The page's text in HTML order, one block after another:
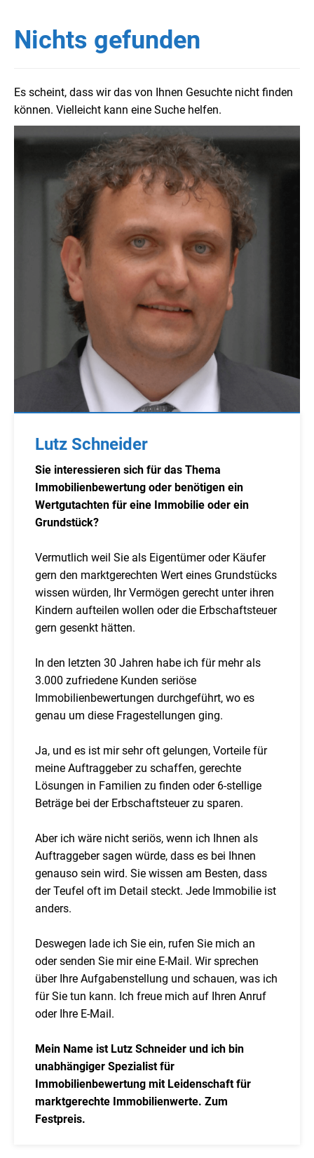
Nichts gefunden
Es scheint, dass wir das von Ihnen Gesuchte nicht finden
können. Vielleicht kann eine Suche helfen.
Lutz Schneider
Sie interessieren sich für das Thema
Immobilienbewertung oder benötigen ein
Wertgutachten für eine Immobilie oder ein
Grundstück?
Vermutlich weil Sie als Eigentümer oder Käufer
gern den marktgerechten Wert eines Grundstücks
wissen würden, Ihr Vermögen gerecht unter ihren
Kindern aufteilen wollen oder die Erbschaftsteuer
gern gesenkt hätten.
In den letzten 30 Jahren habe ich für mehr als
3.000 zufriedene Kunden seriöse
Immobilienbewertungen durchgeführt, wo es
genau um diese Fragestellungen ging.
Ja, und es ist mir sehr oft gelungen, Vorteile für
meine Auftraggeber zu schaffen, gerechte
Lösungen in Familien zu finden oder 6-stellige
Beträge bei der Erbschaftsteuer zu sparen.
Aber ich wäre nicht seriös, wenn ich Ihnen als
Auftraggeber sagen würde, dass es bei Ihnen
genauso sein wird. Sie wissen am Besten, dass
der Teufel oft im Detail steckt. Jede Immobilie ist
anders.
Deswegen lade ich Sie ein, rufen Sie mich an
oder senden Sie mir eine E-Mail. Wir sprechen
über Ihre Aufgabenstellung und schauen, was ich
für Sie tun kann. Ich freue mich auf Ihren Anruf
oder Ihre E-Mail.
Mein Name ist Lutz Schneider und ich bin
unabhängiger Spezialist für
Immobilienbewertung mit Leidenschaft für
marktgerechte Immobilienwerte. Zum
Festpreis.